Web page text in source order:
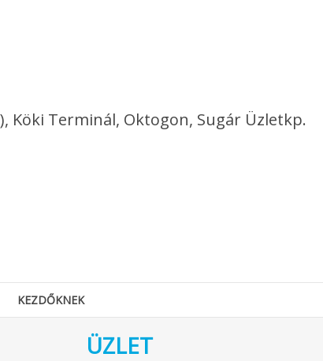
Köki Terminál, Oktogon, Sugár Üzletkp.
KEZDŐKNEK
ÜZLET